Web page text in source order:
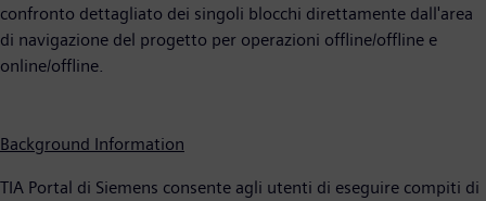
confronto dettagliato dei singoli blocchi direttamente dall'area
di navigazione del progetto per operazioni offline/offline e
online/offline.
Background Information
TIA Portal di Siemens consente agli utenti di eseguire compiti di